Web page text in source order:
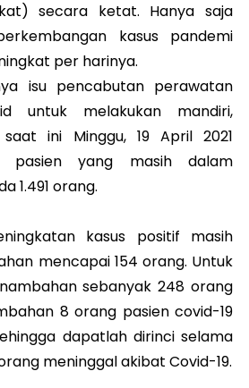
secara ketat. Hanya saja
kasus pandemi
per harinya.
isu pencabutan perawatan
untuk melakukan mandiri,
ini Minggu, 19 April 2021
pasien yang masih dalam
1.491 orang.
kasus positif masih
mencapai 154 orang. Untuk
sebanyak 248 orang
8 orang pasien covid-19
dapatlah dirinci selama
meninggal akibat Covid-19.